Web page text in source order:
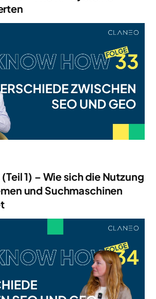
1) – Wie sich die Nutzung
und Suchmaschinen